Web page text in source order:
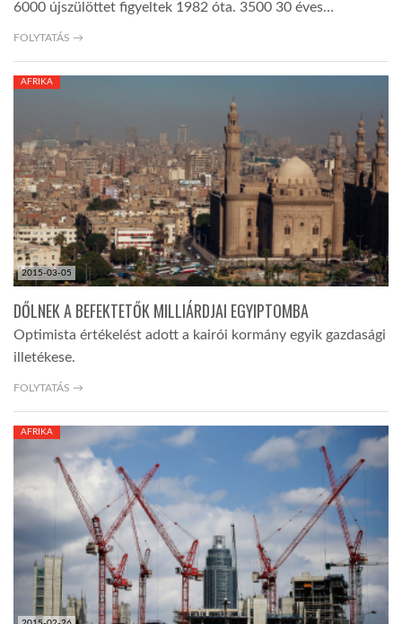
6000 újszülöttet figyeltek 1982 óta. 3500 30 éves…
FOLYTATÁS →
2015-03-05
AFRIKA
DŐLNEK A BEFEKTETŐK MILLIÁRDJAI EGYIPTOMBA
Optimista értékelést adott a kairói kormány egyik gazdasági
illetékese.
FOLYTATÁS →
AFRIKA